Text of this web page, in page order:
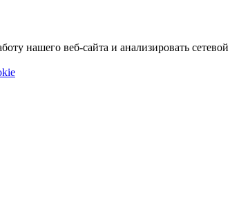
нашего веб-сайта и анализировать